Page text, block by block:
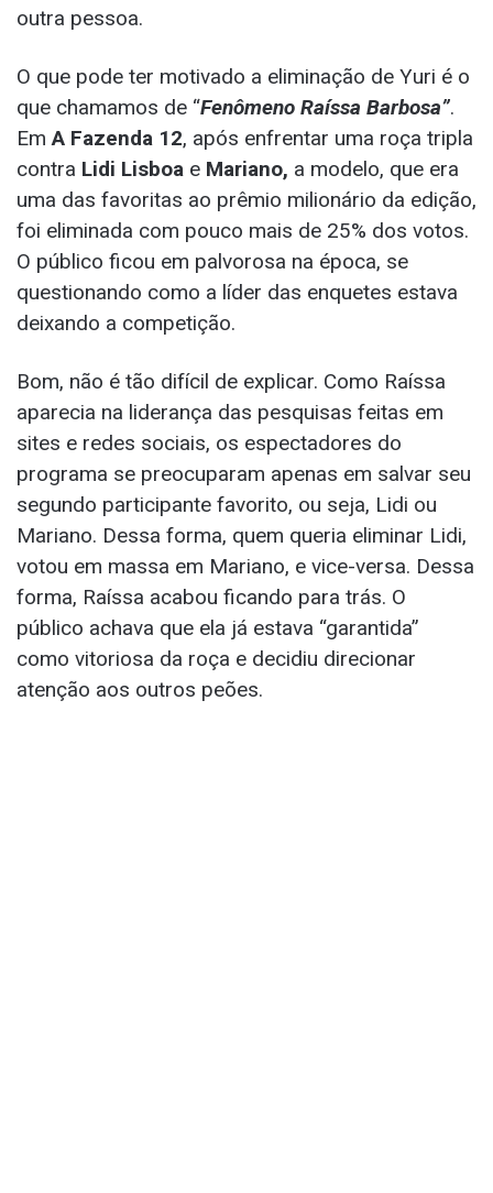
outra pessoa.
O que pode ter motivado a eliminação de Yuri é o
que chamamos de “Fenômeno Raíssa Barbosa”.
Em A Fazenda 12, após enfrentar uma roça tripla
contra Lidi Lisboa e Mariano, a modelo, que era
uma das favoritas ao prêmio milionário da edição,
foi eliminada com pouco mais de 25% dos votos.
O público ficou em palvorosa na época, se
questionando como a líder das enquetes estava
deixando a competição.
Bom, não é tão difícil de explicar. Como Raíssa
aparecia na liderança das pesquisas feitas em
sites e redes sociais, os espectadores do
programa se preocuparam apenas em salvar seu
segundo participante favorito, ou seja, Lidi ou
Mariano. Dessa forma, quem queria eliminar Lidi,
votou em massa em Mariano, e vice-versa. Dessa
forma, Raíssa acabou ficando para trás. O
público achava que ela já estava “garantida”
como vitoriosa da roça e decidiu direcionar
atenção aos outros peões.